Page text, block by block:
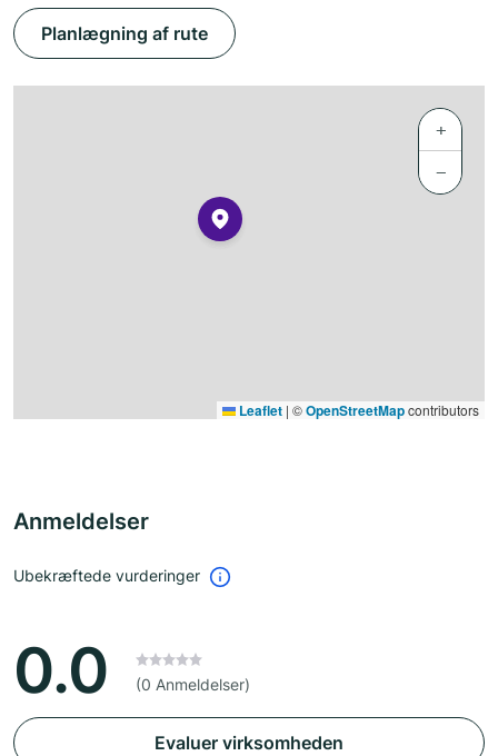
Planlægning af rute
+
−
Leaflet | ©OpenStreetMapcontributors
Anmeldelser
Ubekræftede vurderinger
0.0 (0 Anmeldelser)
Evaluer virksomheden